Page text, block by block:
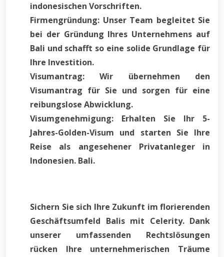
indonesischen Vorschriften.
Firmengründung: Unser Team begleitet Sie
bei der Gründung Ihres Unternehmens auf
Bali und schafft so eine solide Grundlage für
Ihre Investition.
Visumantrag: Wir übernehmen den
Visumantrag für Sie und sorgen für eine
reibungslose Abwicklung.
Visumgenehmigung: Erhalten Sie Ihr 5-
Jahres-Golden-Visum und starten Sie Ihre
Reise als angesehener Privatanleger in
Indonesien. Bali.
Sichern Sie sich Ihre Zukunft im florierenden
Geschäftsumfeld Balis mit Celerity. Dank
unserer umfassenden Rechtslösungen
rücken Ihre unternehmerischen Träume